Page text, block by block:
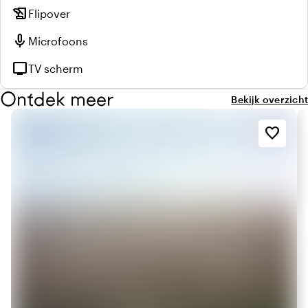
history_edu Flipover
mic Microfoons
tvTV scherm
Ontdek meer Bekijk overzicht
favorite_border